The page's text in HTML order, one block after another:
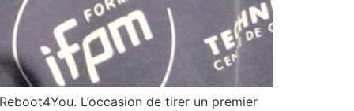
L’occasion de tirer un premier